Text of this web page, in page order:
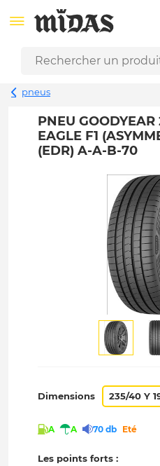
pneus
PNEU
EAGLE F1
(EDR) A-A-B-70
Dimensions 235/40 Y
A A 70 db Eté
Les points forts :